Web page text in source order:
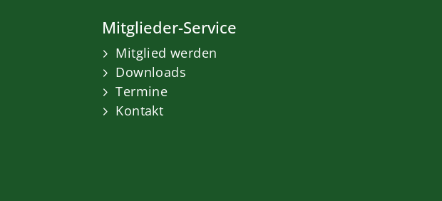
Mitglieder-Service
Mitglied werden
Downloads
Termine
Kontakt